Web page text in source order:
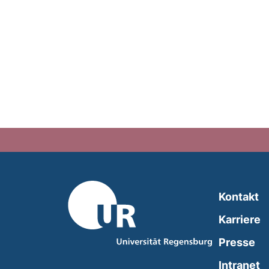
Kontakt
Karriere
Presse
Intranet